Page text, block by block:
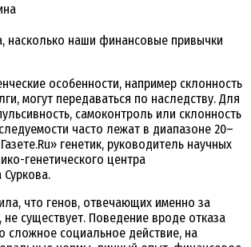
насколько наши финансовые привычки
особенности, например склонность
могут передаваться по наследству. Для
самоконтроль или склонность
часто лежат в диапазоне 20–
генетик, руководитель научных
генетического центра
Суркова.
что генов, отвечающих именно за
не существует. Поведение вроде отказа
сложное социальное действие, на